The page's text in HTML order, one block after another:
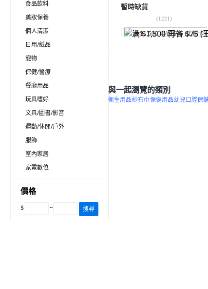
食品飲料
美妝保養
個人清潔
日用/紙品
寵物
保健/醫療
餐廚用品
玩具嗜好
文具/圖書/影音
運動/休閒/戶外
服飾
室內家居
家電數位
價格
$ ~ 搜尋
暫時缺貨
(1221)
满 $1,500 再省 $75 (王道卡)
與一起瀏覽的類別
衛生用品紗布巾保健用品幼兒口腔保